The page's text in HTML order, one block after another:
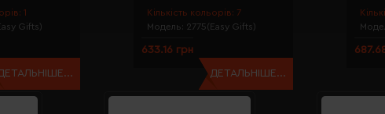
1
Gifts)
Кількість кольорів: 7
Модель: 2775(Easy Gifts)
633.16 грн
ДЕТАЛЬНІШЕ...